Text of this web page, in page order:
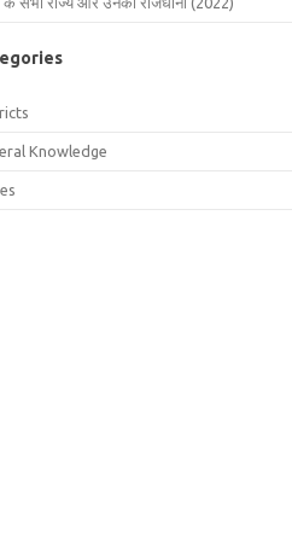
Knowledge